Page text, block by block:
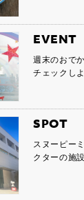
EVENT
週末のおで
チェックし
SPOT
スヌーピー
クターの施